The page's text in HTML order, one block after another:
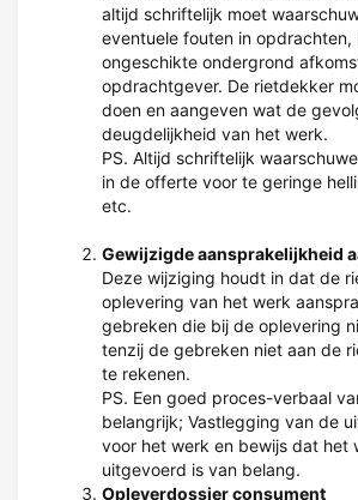
altijd schriftelijk moet
eventuele fouten in opdrachten,
ongeschikte ondergrond
opdrachtgever. De rietdekker
doen en aangeven wat de
deugdelijkheid van het werk.
PS. Altijd schriftelijk
in de offerte voor te geringe
etc.
Gewijzigde aansprakelijkheid
Deze wijziging houdt in dat de
oplevering van het werk
gebreken die bij de oplevering
tenzij de gebreken niet aan de
te rekenen.
PS. Een goed proces-verbaal
belangrijk; Vastlegging van de
voor het werk en bewijs dat het
uitgevoerd is van belang.
Opleverdossier consument